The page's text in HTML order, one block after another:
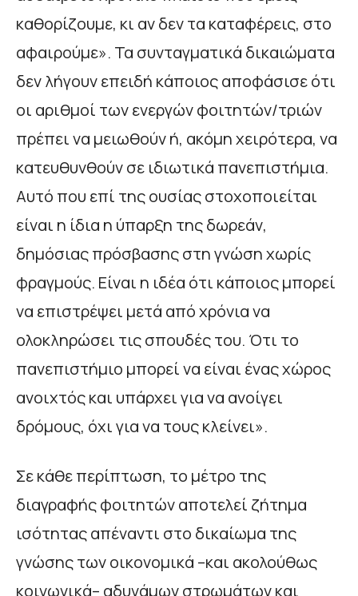
καθορίζουμε, κι αν δεν τα καταφέρεις, στο
αφαιρούμε». Τα συνταγματικά δικαιώματα
δεν λήγουν επειδή κάποιος αποφάσισε ότι
οι αριθμοί των ενεργών φοιτητών/τριών
πρέπει να μειωθούν ή, ακόμη χειρότερα, να
κατευθυνθούν σε ιδιωτικά πανεπιστήμια.
Αυτό που επί της ουσίας στοχοποιείται
είναι η ίδια η ύπαρξη της δωρεάν,
δημόσιας πρόσβασης στη γνώση χωρίς
φραγμούς. Είναι η ιδέα ότι κάποιος μπορεί
να επιστρέψει μετά από χρόνια να
ολοκληρώσει τις σπουδές του. Ότι το
πανεπιστήμιο μπορεί να είναι ένας χώρος
ανοιχτός και υπάρχει για να ανοίγει
δρόμους, όχι για να τους κλείνει».
Σε κάθε περίπτωση, το μέτρο της
διαγραφής φοιτητών αποτελεί ζήτημα
ισότητας απέναντι στο δικαίωμα της
γνώσης των οικονομικά –και ακολούθως
κοινωνικά– αδυνάμων στρωμάτων και